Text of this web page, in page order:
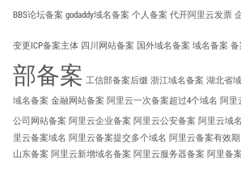
BBS论坛备案 godaddy域名备案 个人备案 代开阿里云发票
变更ICP备案主体 四川网站备案 国外域名备案 域名备案 备
部备案 工信部备案后缀 浙江域名备案 湖北省
域名备案 金融网站备案 阿里云一次备案超过4个域名 阿里
公司网站备案 阿里云企业备案 阿里云公安备案 阿里云域
里云备案域名 阿里云备案提交多个域名 阿里云备案有效期
山东备案 阿里云新增域名备案 阿里云服务器备案 阿里备案